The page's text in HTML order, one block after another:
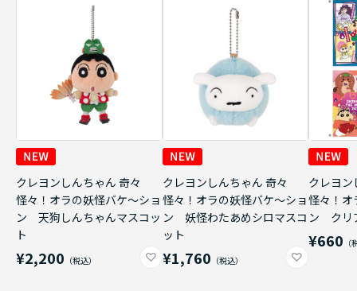
クレヨンしんちゃん 奇々
怪々！オラの妖怪バケ～ショ
ン 天狗しんちゃんマスコッ
ト
¥2,200
クレヨンしんちゃん 奇々
怪々！オラの妖怪バケ～ショ
ン 妖怪わたあめシロマスコ
ット
¥1,760
クレヨン
怪々！オ
ン クリ
¥660